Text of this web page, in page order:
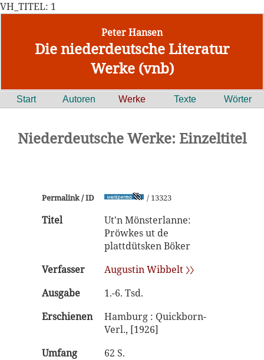
VH_TITEL: 1
Peter Hansen
Die niederdeutsche Literatur
Werke (vnb)
Start Autoren Werke Texte Wörter
Niederdeutsche Werke: Einzeltitel
Permalink / ID / 13323
Titel
Ut'n Mönsterlanne:
Pröwkes ut de
plattdütsken Böker
Verfasser
Augustin Wibbelt 〉〉
Ausgabe
1.-6. Tsd.
Erschienen
Hamburg : Quickborn-
Verl., [1926]
Umfang
62 S.